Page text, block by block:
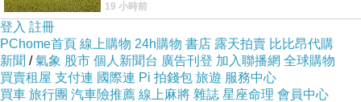
的藥物，可以讓人類透過藥物的活化心
臟組織，讓人類可以延壽二十年，這對
於很多有錢人極具吸引力，想要透過非
法的手段取得恐龍的DNA。
花不少錢，星期一出門上班時，心裡沒有一
19 小時前
登入 註冊
PChome首頁 線上購物 24h購物 書店 露天拍賣 比比昂代購
新聞 /氣象 股市 個人新聞台 廣告刊登 加入聯播網 全球購物
買賣租屋 支付連 國際連 Pi 拍錢包 旅遊 服務中心
買車 旅行團 汽車險推薦 線上麻將 雜誌 星座命理 會員中心